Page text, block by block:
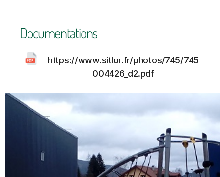
Documentations
https://www.sitlor.fr/photos/745/745
004426_d2.pdf